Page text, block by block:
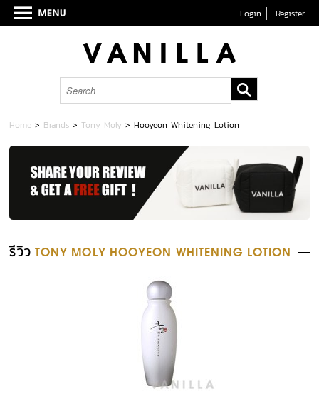
Login Register
Home > Brands >Tony Moly >Hooyeon Whitening Lotion
รีวิว TONY MOLY HOOYEON WHITENING LOTION